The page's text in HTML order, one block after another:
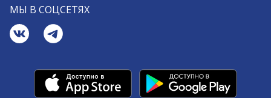
МЫ В СОЦСЕТЯХ